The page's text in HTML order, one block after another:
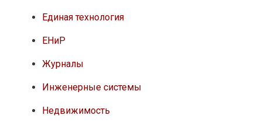
Единая технология
ЕНиР
Журналы
Инженерные системы
Недвижимость